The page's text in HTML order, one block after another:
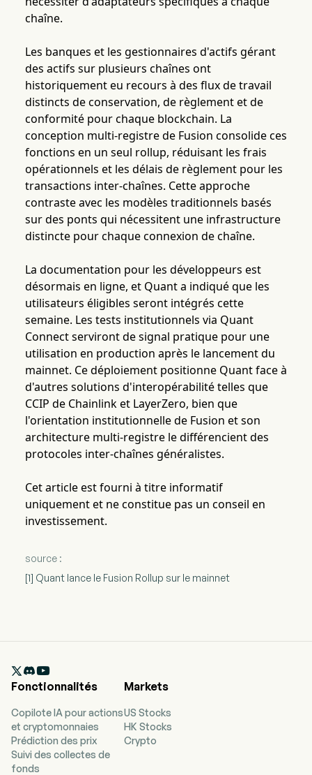
chaîne.
Les banques et les gestionnaires d'actifs gérant
des actifs sur plusieurs chaînes ont
historiquement eu recours à des flux de travail
distincts de conservation, de règlement et de
conformité pour chaque blockchain. La
conception multi-registre de Fusion consolide ces
fonctions en un seul rollup, réduisant les frais
opérationnels et les délais de règlement pour les
transactions inter-chaînes. Cette approche
contraste avec les modèles traditionnels basés
sur des ponts qui nécessitent une infrastructure
distincte pour chaque connexion de chaîne.
La documentation pour les développeurs est
désormais en ligne, et Quant a indiqué que les
utilisateurs éligibles seront intégrés cette
semaine. Les tests institutionnels via Quant
Connect serviront de signal pratique pour une
utilisation en production après le lancement du
mainnet. Ce déploiement positionne Quant face à
d'autres solutions d'interopérabilité telles que
CCIP de Chainlink et LayerZero, bien que
l'orientation institutionnelle de Fusion et son
architecture multi-registre le différencient des
protocoles inter-chaînes généralistes.
Cet article est fourni à titre informatif
uniquement et ne constitue pas un conseil en
investissement.
source :
[1] Quant lance le Fusion Rollup sur le mainnet

Fonctionnalités
Copilote IA pour actions
et cryptomonnaies
Prédiction des prix
Suivi des collectes de
fonds
Markets
US Stocks
HK Stocks
Crypto